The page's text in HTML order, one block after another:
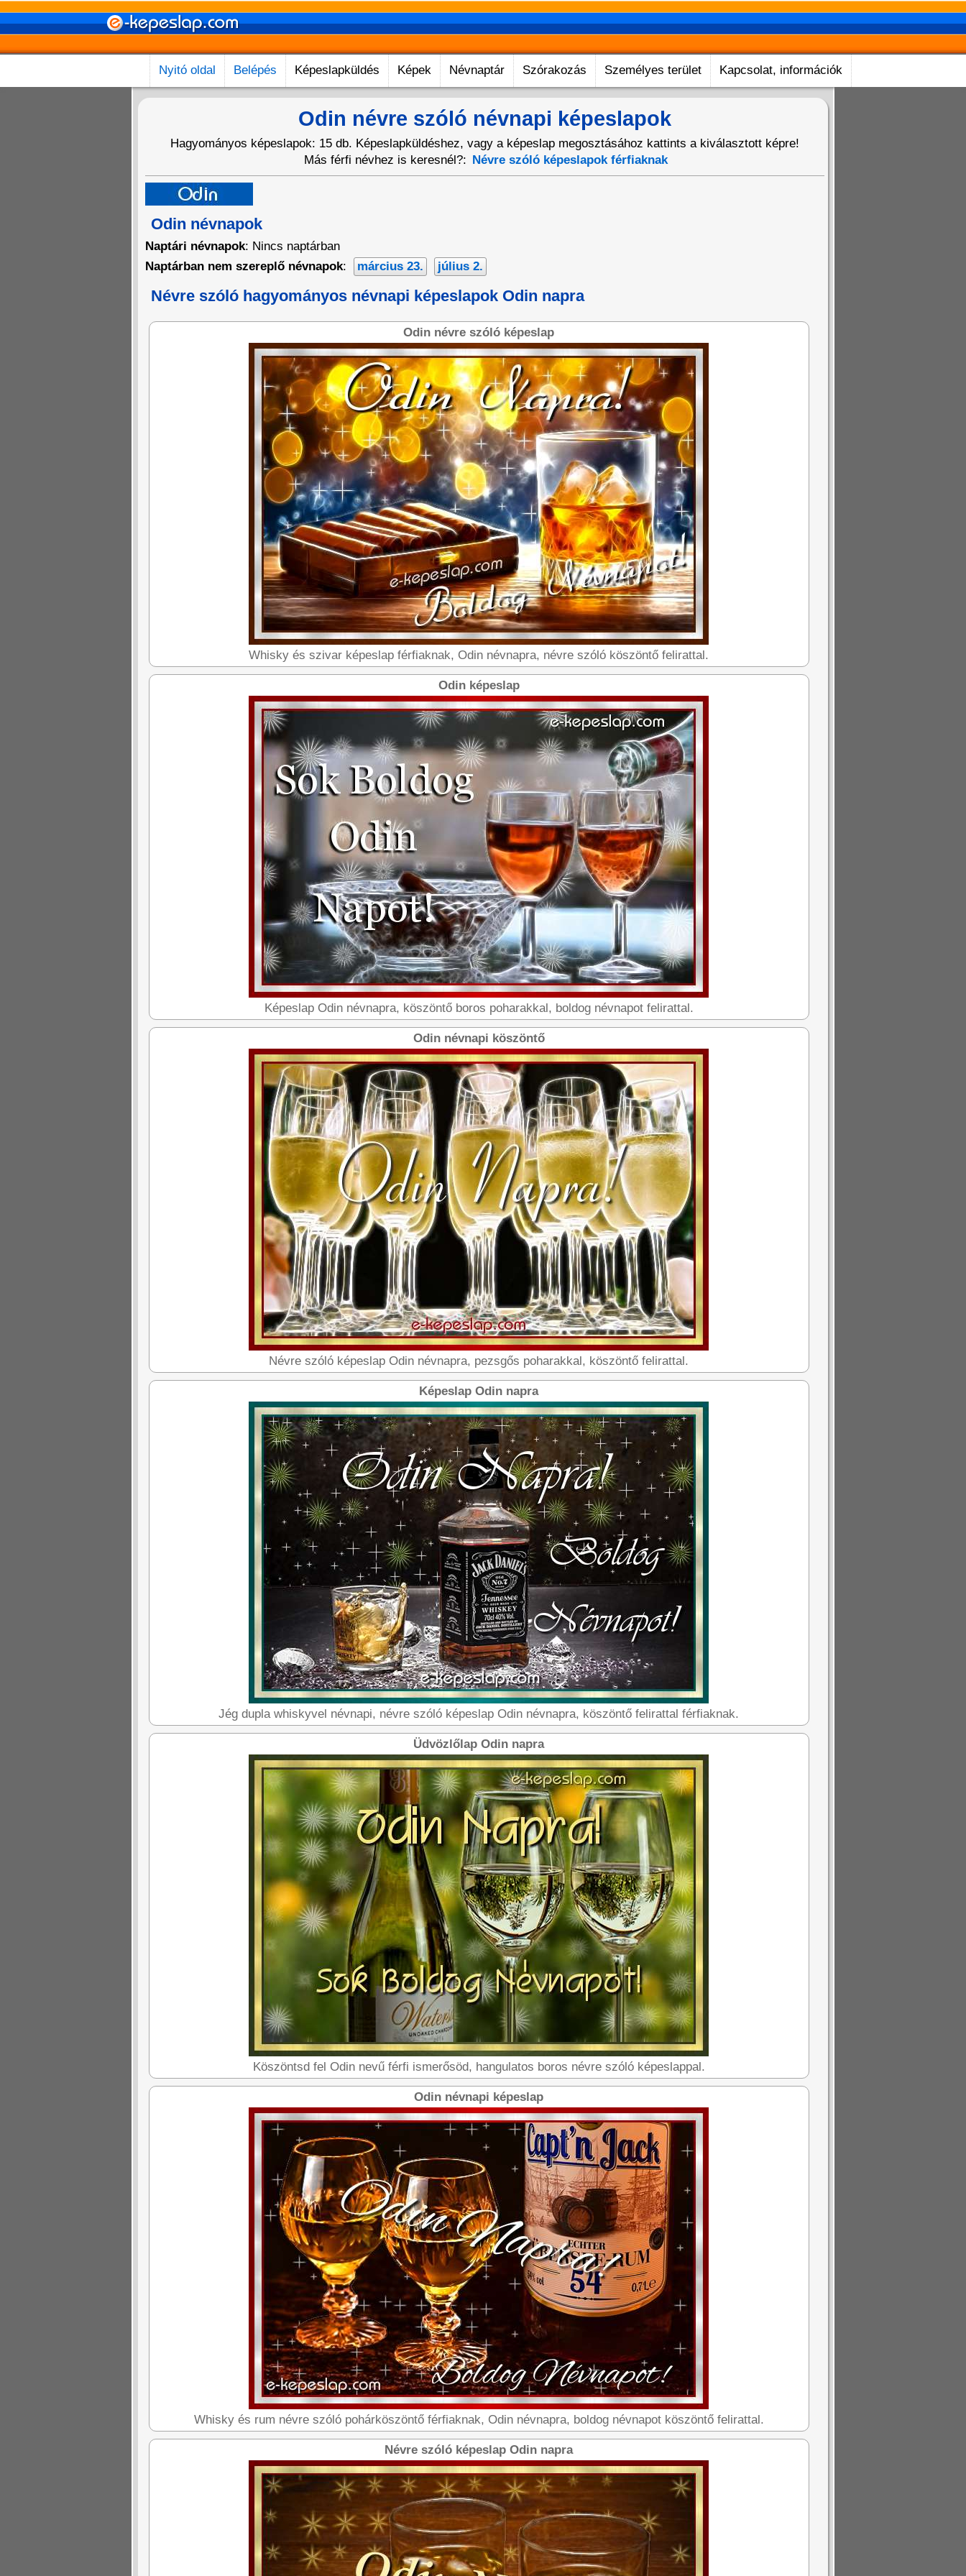
Nyitó oldal Belépés Képeslapküldés Képek Névnaptár Szórakozás Személyes terület Kapcsolat, információk
Odin névre szóló névnapi képeslapok
Hagyományos képeslapok: 15 db. Képeslapküldéshez, vagy a képeslap megosztásához kattints a kiválasztott képre!
Más férfi névhez is keresnél?: Névre szóló képeslapok férfiaknak
Odin névnapok
Naptári névnapok: Nincs naptárban
Naptárban nem szereplő névnapok: március 23. július 2.
Névre szóló hagyományos névnapi képeslapok Odin napra
Odin névre szóló képeslap
Whisky és szivar képeslap férfiaknak, Odin névnapra, névre szóló köszöntő felirattal.
Odin képeslap
Képeslap Odin névnapra, köszöntő boros poharakkal, boldog névnapot felirattal.
Odin névnapi köszöntő
Névre szóló képeslap Odin névnapra, pezsgős poharakkal, köszöntő felirattal.
Képeslap Odin napra
Jég dupla whiskyvel névnapi, névre szóló képeslap Odin névnapra, köszöntő felirattal férfiaknak.
Üdvözlőlap Odin napra
Köszöntsd fel Odin nevű férfi ismerősöd, hangulatos boros névre szóló képeslappal.
Odin névnapi képeslap
Whisky és rum névre szóló pohárköszöntő férfiaknak, Odin névnapra, boldog névnapot köszöntő felirattal.
Névre szóló képeslap Odin napra